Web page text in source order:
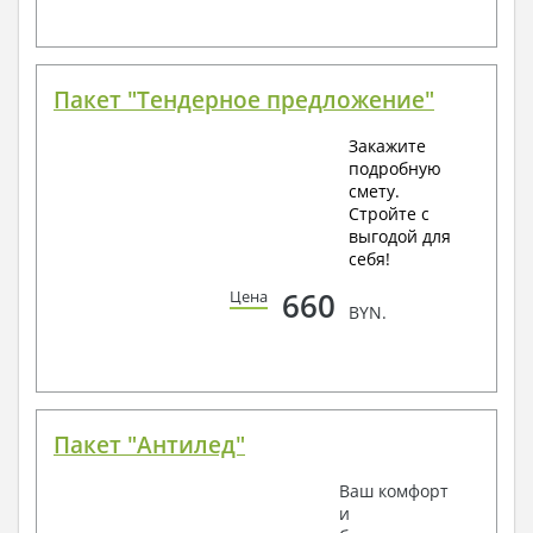
Пакет "Тендерное предложение"
Закажите
подробную
смету.
Стройте с
выгодой для
себя!
Цена 660 BYN.
Пакет "Антилед"
Ваш комфорт
и